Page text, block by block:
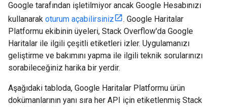
Google tarafından işletilmiyor ancak Google Hesabınızı
kullanarak oturum açabilirsiniz
. Google Haritalar
Platformu ekibinin üyeleri, Stack Overflow'da Google
Haritalar ile ilgili çeşitli etiketleri izler. Uygulamanızı
geliştirme ve bakımını yapma ile ilgili teknik sorularınızı
sorabileceğiniz harika bir yerdir.
Aşağıdaki tabloda, Google Haritalar Platformu ürün
dokümanlarının yanı sıra her API için etiketlenmiş Stack